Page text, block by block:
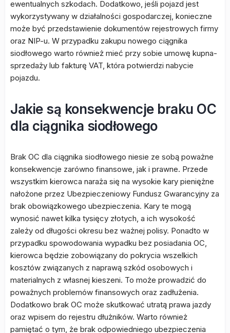
ewentualnych szkodach. Dodatkowo, jeśli pojazd jest
wykorzystywany w działalności gospodarczej, konieczne
może być przedstawienie dokumentów rejestrowych firmy
oraz NIP-u. W przypadku zakupu nowego ciągnika
siodłowego warto również mieć przy sobie umowę kupna-
sprzedaży lub fakturę VAT, która potwierdzi nabycie
pojazdu.
Jakie są konsekwencje braku OC
dla ciągnika siodłowego
Brak OC dla ciągnika siodłowego niesie ze sobą poważne
konsekwencje zarówno finansowe, jak i prawne. Przede
wszystkim kierowca naraża się na wysokie kary pieniężne
nałożone przez Ubezpieczeniowy Fundusz Gwarancyjny za
brak obowiązkowego ubezpieczenia. Kary te mogą
wynosić nawet kilka tysięcy złotych, a ich wysokość
zależy od długości okresu bez ważnej polisy. Ponadto w
przypadku spowodowania wypadku bez posiadania OC,
kierowca będzie zobowiązany do pokrycia wszelkich
kosztów związanych z naprawą szkód osobowych i
materialnych z własnej kieszeni. To może prowadzić do
poważnych problemów finansowych oraz zadłużenia.
Dodatkowo brak OC może skutkować utratą prawa jazdy
oraz wpisem do rejestru dłużników. Warto również
pamiętać o tym, że brak odpowiedniego ubezpieczenia